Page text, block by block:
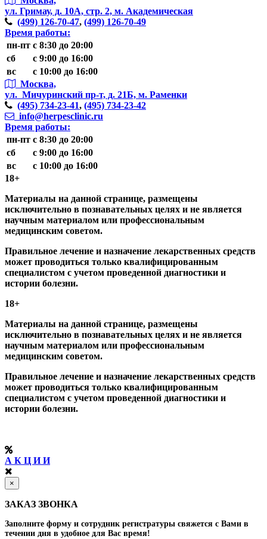
ул. Гримау, д. 10А, стр. 2, м. Академическая
(499) 126-70-47, (499) 126-70-49
Время работы:
пн-пт с 8:30 до 20:00
сб
с 9:00 до 16:00
вс
с 10:00 до 16:00
Москва,
ул. Мичуринский пр-т, д. 21Б, м. Раменки
(495) 734-23-41, (495) 734-23-42
info@herpesclinic.ru
Время работы:
пн-пт с 8:30 до 20:00
сб
с 9:00 до 16:00
вс
с 10:00 до 16:00
18+
Материалы на данной странице, размещены
исключительно в познавательных целях и не является
научным материалом или профессиональным
медицинским советом.
Правильное лечение и назначение лекарственных средств
может проводиться только квалифицированным
специалистом с учетом проведенной диагностики и
истории болезни.
18+
Материалы на данной странице, размещены
исключительно в познавательных целях и не является
научным материалом или профессиональным
медицинским советом.
Правильное лечение и назначение лекарственных средств
может проводиться только квалифицированным
специалистом с учетом проведенной диагностики и
истории болезни.
А К Ц И И
×
ЗАКАЗ ЗВОНКА
Заполните форму и сотрудник регистратуры свяжется с Вами в
течении дня в удобное для Вас время!